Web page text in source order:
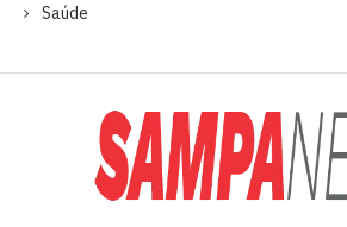
Saúde